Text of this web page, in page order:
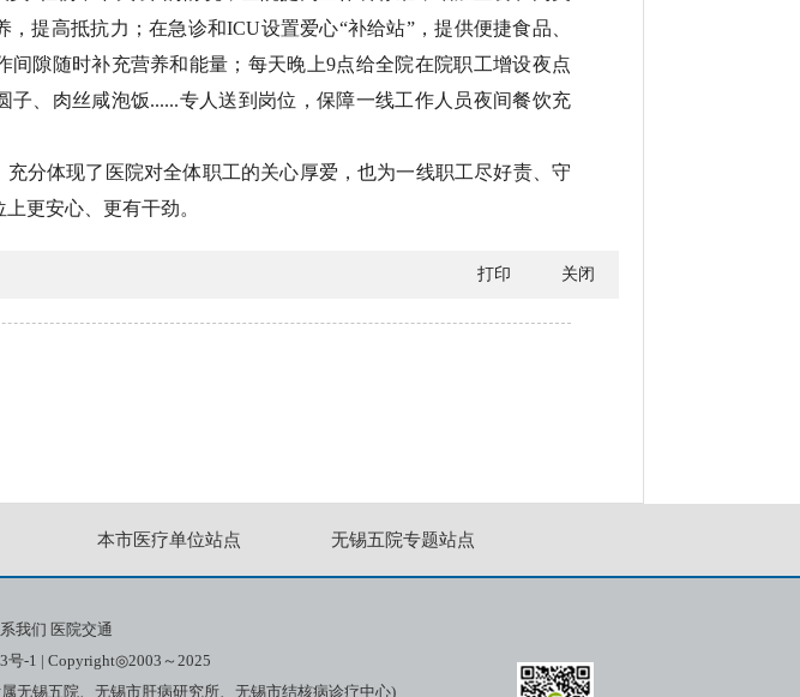
提高抵抗力；在急诊和ICU设置爱心“补给站”，提供便捷食品、
间隙随时补充营养和能量；每天晚上9点给全院在院职工增设夜点
子、肉丝咸泡饭......专人送到岗位，保障一线工作人员夜间餐饮充
充分体现了医院对全体职工的关心厚爱，也为一线职工尽好责、守
更安心、更有干劲。
关闭
打印
本市医疗单位站点 无锡五院专题站点
我们 医院交通
号-1 | Copyright◎2003～2025
无锡五院、无锡市肝病研究所、无锡市结核病诊疗中心)